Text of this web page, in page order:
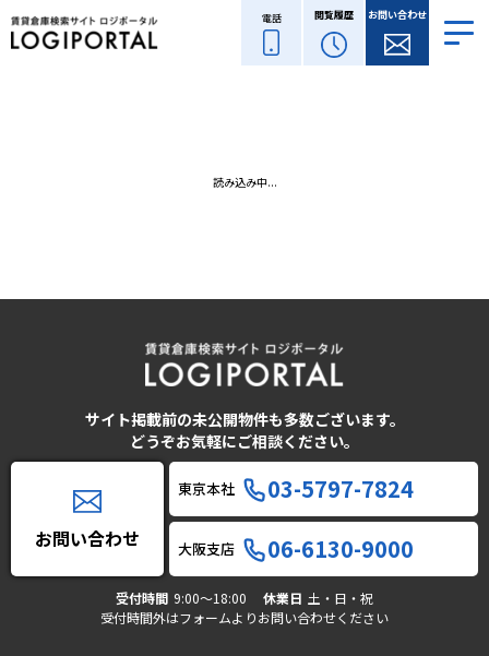
電話 閲覧履歴 お問い合わせ
読み込み中...
サイト掲載前の未公開物件も多数ございます。
どうぞお気軽にご相談ください。
お問い合わせ
東京本社 03-5797-7824
大阪支店 06-6130-9000
受付時間 9:00〜18:00 休業日 土・日・祝
受付時間外はフォームよりお問い合わせください